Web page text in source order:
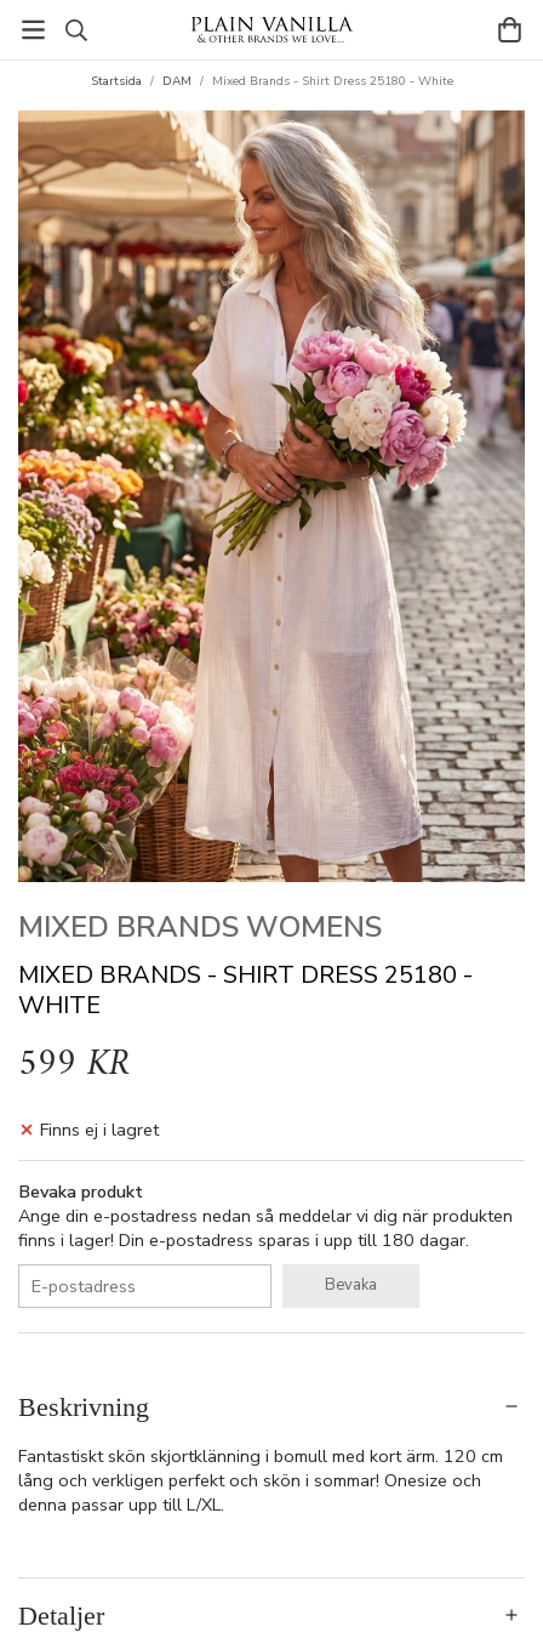
Startsida / DAM / Mixed Brands - Shirt Dress 25180 - White
MIXED BRANDS WOMENS
MIXED BRANDS - SHIRT DRESS 25180 -
WHITE
599 KR
Finns ej i lagret
Bevaka produkt
Ange din e-postadress nedan så meddelar vi dig när produkten
finns i lager! Din e-postadress sparas i upp till 180 dagar.
Bevaka
Beskrivning
Fantastiskt skön skjortklänning i bomull med kort ärm. 120 cm
lång och verkligen perfekt och skön i sommar! Onesize och
denna passar upp till L/XL.
Detaljer